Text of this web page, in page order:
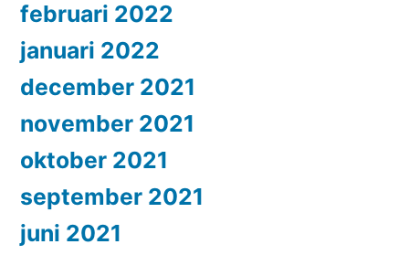
februari 2022
januari 2022
december 2021
november 2021
oktober 2021
september 2021
juni 2021